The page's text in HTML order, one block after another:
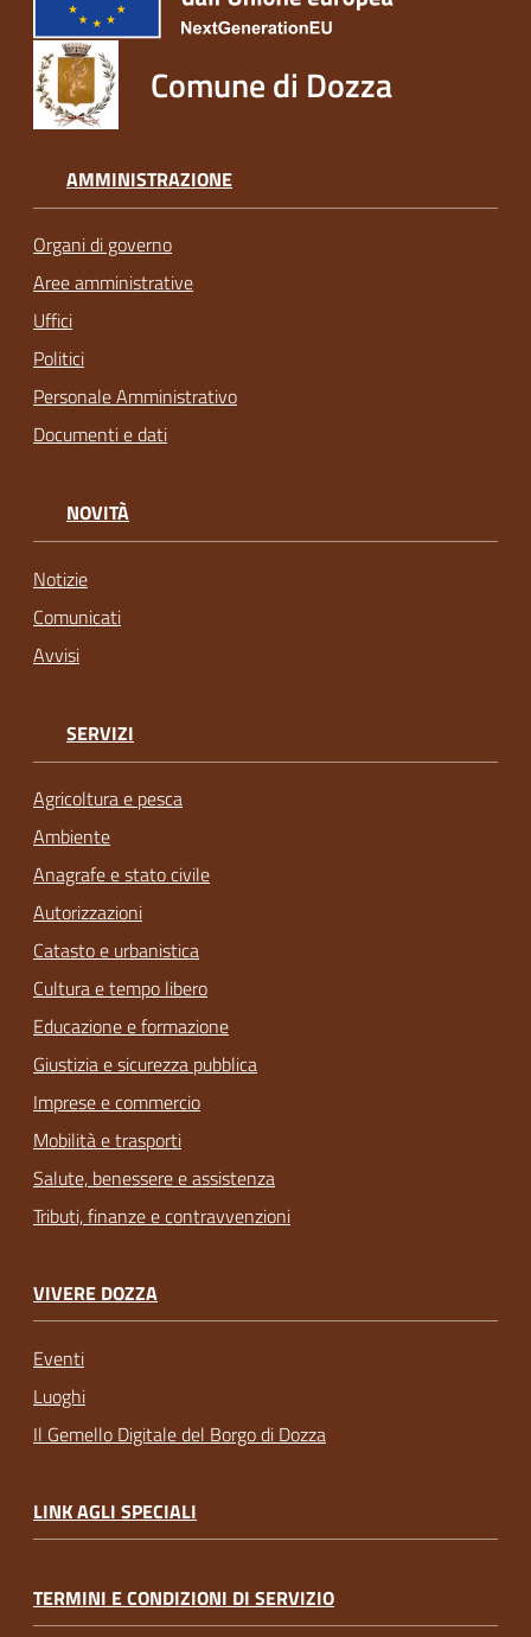
Comune di Dozza
AMMINISTRAZIONE
Organi di governo
Aree amministrative
Uffici
Politici
Personale Amministrativo
Documenti e dati
NOVITÀ
Notizie
Comunicati
Avvisi
SERVIZI
Agricoltura e pesca
Ambiente
Anagrafe e stato civile
Autorizzazioni
Catasto e urbanistica
Cultura e tempo libero
Educazione e formazione
Giustizia e sicurezza pubblica
Imprese e commercio
Mobilità e trasporti
Salute, benessere e assistenza
Tributi, finanze e contravvenzioni
VIVERE DOZZA
Eventi
Luoghi
Il Gemello Digitale del Borgo di Dozza
LINK AGLI SPECIALI
TERMINI E CONDIZIONI DI SERVIZIO